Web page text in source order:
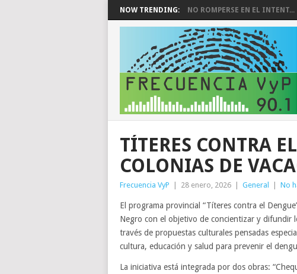
NOW TRENDING: NO ROMPERSE EN EL INTENT...
TÍTERES CONTRA
COLONIAS DE
Frecuencia VyP 28 enero, 2026 General No
El programa provincial “Títeres contra el
Negro con el objetivo de concientizar y difundir
través de propuestas culturales pensadas
cultura, educación y salud para prevenir el
La iniciativa está integrada por dos obras: